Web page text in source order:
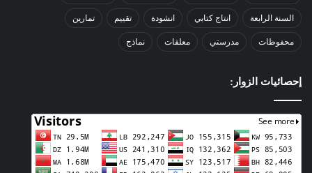
السنة الرابعة انتاج كتابي انشودة تقييم تمارين
محفوظات مدرستي معلقات نماذج
إحصائيات الزوار: